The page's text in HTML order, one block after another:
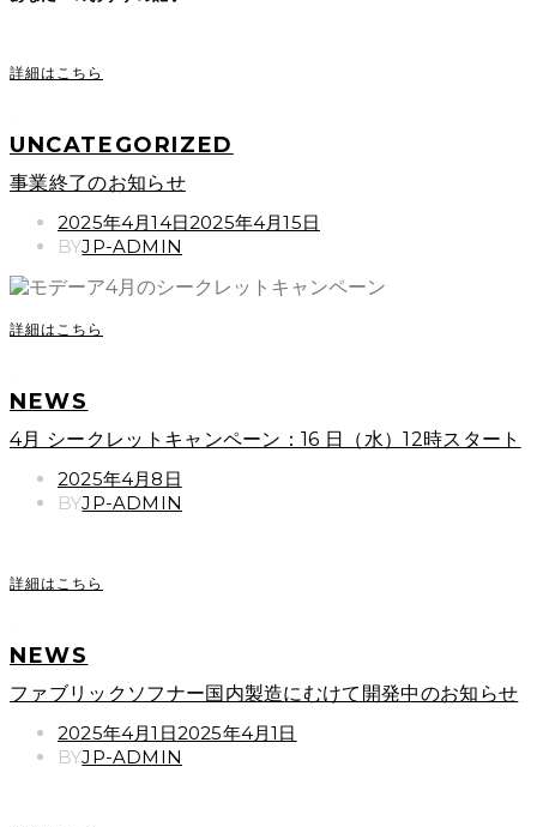
詳細はこちら
UNCATEGORIZED
事業終了のお知らせ
POSTED
ON
2025年4月14日2025年4月15日
BYJP-ADMIN
詳細はこちら
NEWS
4月 シークレットキャンペーン：16 日（水）12時スタート
POSTED
ON
2025年4月8日
BYJP-ADMIN
詳細はこちら
NEWS
ファブリックソフナー国内製造にむけて開発中のお知らせ
POSTED
ON
2025年4月1日2025年4月1日
BYJP-ADMIN